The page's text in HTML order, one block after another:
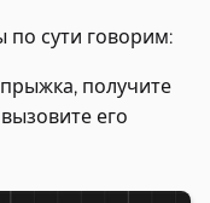
по сути говорим:
получите
его